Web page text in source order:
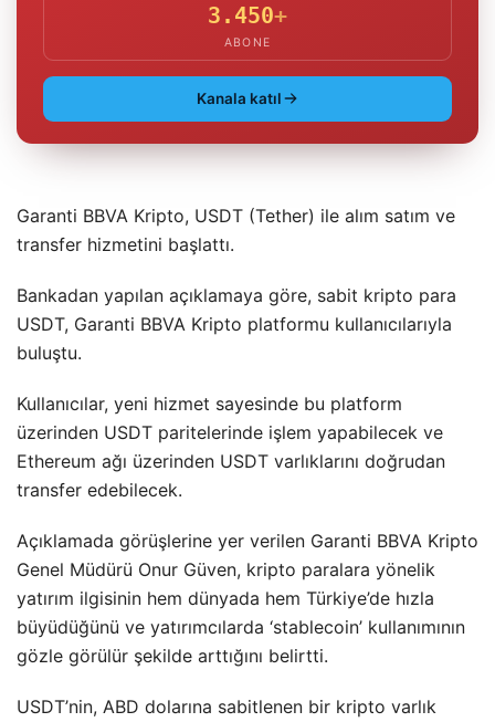
3.450+
ABONE
Kanala katıl
Garanti BBVA Kripto, USDT (Tether) ile alım satım ve
transfer hizmetini başlattı.
Bankadan yapılan açıklamaya göre, sabit kripto para
USDT, Garanti BBVA Kripto platformu kullanıcılarıyla
buluştu.
Kullanıcılar, yeni hizmet sayesinde bu platform
üzerinden USDT paritelerinde işlem yapabilecek ve
Ethereum ağı üzerinden USDT varlıklarını doğrudan
transfer edebilecek.
Açıklamada görüşlerine yer verilen Garanti BBVA Kripto
Genel Müdürü Onur Güven, kripto paralara yönelik
yatırım ilgisinin hem dünyada hem Türkiye’de hızla
büyüdüğünü ve yatırımcılarda ‘stablecoin’ kullanımının
gözle görülür şekilde arttığını belirtti.
USDT’nin, ABD dolarına sabitlenen bir kripto varlık